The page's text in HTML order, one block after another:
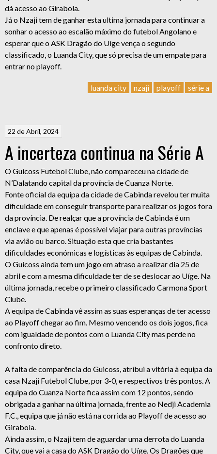
dá acesso ao Girabola.
Já o Nzaji tem de ganhar esta ultima jornada para continuar a
sonhar o acesso ao escalão máximo do futebol Angolano e
esperar que o ASK Dragão do Uíge vença o segundo
classificado, o Luanda City, que só precisa de um empate para
entrar no playoff.
luanda city nzaji playoff série a
22 de Abril, 2024
A incerteza continua na Série A
O Guicoss Futebol Clube, não compareceu na cidade de
N’Dalatando capital da província de Cuanza Norte.
Fonte oficial da equipa da cidade de Cabinda revelou ter muita
dificuldade em conseguir transporte para realizar os jogos fora
da província. De realçar que a província de Cabinda é um
enclave e que apenas é possível viajar para outras províncias
via avião ou barco. Situação esta que cria bastantes
dificuldades económicas e logísticas às equipas de Cabinda.
O Guicoss ainda tem um jogo em atraso a realizar dia 25 de
abril e com a mesma dificuldade ter de se deslocar ao Uíge. Na
última jornada, recebe o primeiro classificado Carmona Sport
Clube.
A equipa de Cabinda vê assim as suas esperanças de ter acesso
ao Playoff chegar ao fim. Mesmo vencendo os dois jogos, fica
com igualdade de pontos com o Luanda City mas perde no
confronto direto.
A falta de comparência do Guicoss, atribui a vitória à equipa da
casa Nzaji Futebol Clube, por 3-0, e respectivos três pontos. A
equipa do Cuanza Norte fica assim com 12 pontos, sendo
obrigada a ganhar na última jornada, frente ao Nedji Academia
F.C., equipa que já não está na corrida ao Playoff de acesso ao
Girabola.
Ainda assim, o Nzaji tem de aguardar uma derrota do Luanda
City, que vai a casa do ASK Dragão do Uíge. Os Dragões que